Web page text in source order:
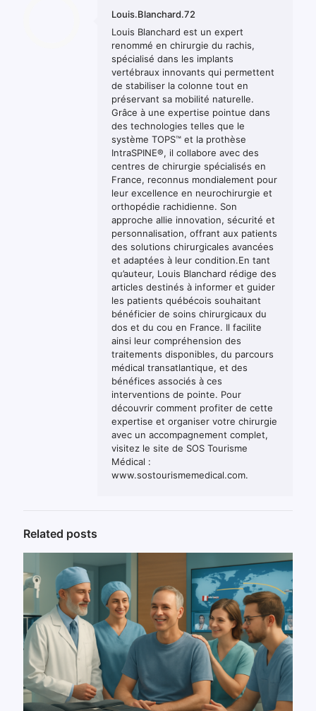
Louis.Blanchard.72
Louis Blanchard est un expert
renommé en chirurgie du rachis,
spécialisé dans les implants
vertébraux innovants qui permettent
de stabiliser la colonne tout en
préservant sa mobilité naturelle.
Grâce à une expertise pointue dans
des technologies telles que le
système TOPS™ et la prothèse
IntraSPINE®, il collabore avec des
centres de chirurgie spécialisés en
France, reconnus mondialement pour
leur excellence en neurochirurgie et
orthopédie rachidienne. Son
approche allie innovation, sécurité et
personnalisation, offrant aux patients
des solutions chirurgicales avancées
et adaptées à leur condition.En tant
qu’auteur, Louis Blanchard rédige des
articles destinés à informer et guider
les patients québécois souhaitant
bénéficier de soins chirurgicaux du
dos et du cou en France. Il facilite
ainsi leur compréhension des
traitements disponibles, du parcours
médical transatlantique, et des
bénéfices associés à ces
interventions de pointe. Pour
découvrir comment profiter de cette
expertise et organiser votre chirurgie
avec un accompagnement complet,
visitez le site de SOS Tourisme
Médical :
www.sostourismemedical.com.
Related posts